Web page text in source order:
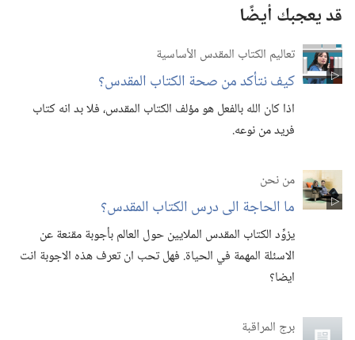
قد يعجبك أيضًا
تعاليم الكتاب المقدس الأساسية
كيف نتأكد من صحة الكتاب المقدس؟‏
اذا كان الله بالفعل هو مؤلف الكتاب المقدس،‏ فلا بد انه كتاب
فريد من نوعه.‏
من نحن
ما الحاجة الى درس الكتاب المقدس؟‏
يزوِّد الكتاب المقدس الملايين حول العالم بأجوبة مقنعة عن
الاسئلة المهمة في الحياة.‏ فهل تحب ان تعرف هذه الاجوبة انت
ايضا؟‏
برج المراقبة